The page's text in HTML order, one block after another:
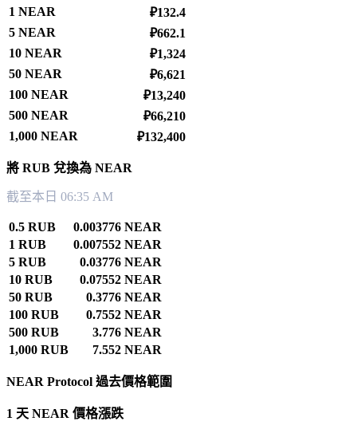
1 NEAR
₽132.4
5 NEAR
₽662.1
10 NEAR
₽1,324
50 NEAR
₽6,621
100 NEAR
₽13,240
500 NEAR
₽66,210
1,000 NEAR
₽132,400
將 RUB 兌換為 NEAR
截至本日 06:35 AM
0.5 RUB
0.003776 NEAR
1 RUB
0.007552 NEAR
5 RUB
0.03776 NEAR
10 RUB
0.07552 NEAR
50 RUB
0.3776 NEAR
100 RUB
0.7552 NEAR
500 RUB
3.776 NEAR
1,000 RUB
7.552 NEAR
NEAR Protocol 過去價格範圍
1 天 NEAR 價格漲跌